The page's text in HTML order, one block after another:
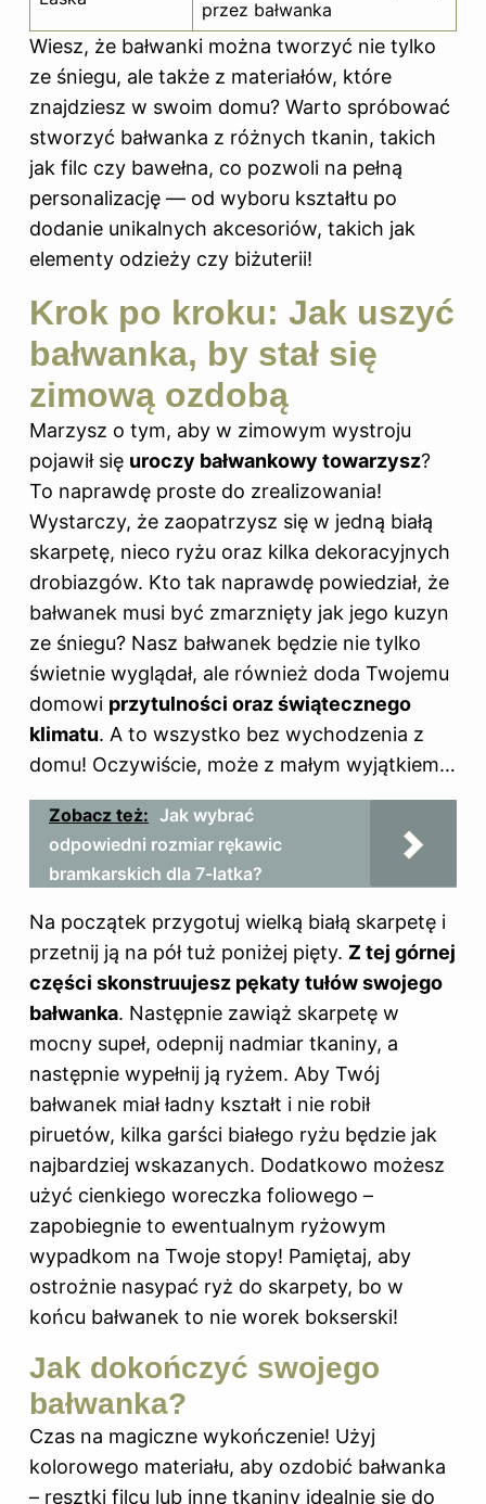
przez bałwanka
Wiesz, że bałwanki można tworzyć nie tylko
ze śniegu, ale także z materiałów, które
znajdziesz w swoim domu? Warto spróbować
stworzyć bałwanka z różnych tkanin, takich
jak filc czy bawełna, co pozwoli na pełną
personalizację — od wyboru kształtu po
dodanie unikalnych akcesoriów, takich jak
elementy odzieży czy biżuterii!
Krok po kroku: Jak uszyć
bałwanka, by stał się
zimową ozdobą
Marzysz o tym, aby w zimowym wystroju
pojawił się uroczy bałwankowy towarzysz?
To naprawdę proste do zrealizowania!
Wystarczy, że zaopatrzysz się w jedną białą
skarpetę, nieco ryżu oraz kilka dekoracyjnych
drobiazgów. Kto tak naprawdę powiedział, że
bałwanek musi być zmarznięty jak jego kuzyn
ze śniegu? Nasz bałwanek będzie nie tylko
świetnie wyglądał, ale również doda Twojemu
domowi przytulności oraz świątecznego
klimatu. A to wszystko bez wychodzenia z
domu! Oczywiście, może z małym wyjątkiem…
Zobacz też: Jak wybrać
odpowiedni rozmiar rękawic
bramkarskich dla 7-latka?
Na początek przygotuj wielką białą skarpetę i
przetnij ją na pół tuż poniżej pięty. Z tej górnej
części skonstruujesz pękaty tułówswojego
bałwanka. Następnie zawiąż skarpetę w
mocny supeł, odepnij nadmiar tkaniny, a
następnie wypełnij ją ryżem. Aby Twój
bałwanek miał ładny kształt i nie robił
piruetów, kilka garści białego ryżu będzie jak
najbardziej wskazanych. Dodatkowo możesz
użyć cienkiego woreczka foliowego –
zapobiegnie to ewentualnym ryżowym
wypadkom na Twoje stopy! Pamiętaj, aby
ostrożnie nasypać ryż do skarpety, bo w
końcu bałwanek to nie worek bokserski!
Jak dokończyć swojego
bałwanka?
Czas na magiczne wykończenie! Użyj
kolorowego materiału, aby ozdobić bałwanka
– resztki filcu lub inne tkaniny idealnie się do